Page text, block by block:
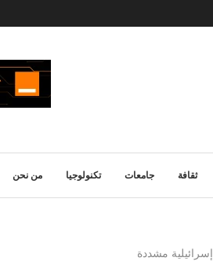
ثقافة جامعات تكنولوجيا من نحن